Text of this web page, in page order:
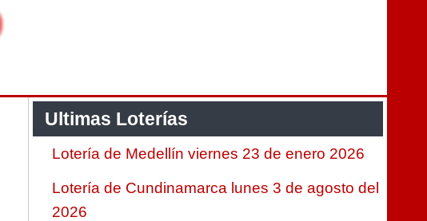
Ultimas Loterías
Lotería de Medellín viernes 23 de enero 2026
Lotería de Cundinamarca lunes 3 de agosto del
2026